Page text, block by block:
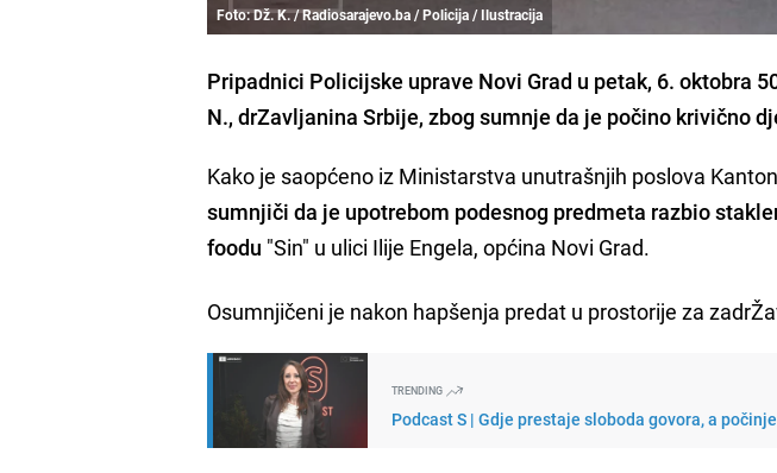
Foto: Dž. K. / Radiosarajevo.ba / Policija / Ilustracija
Pripadnici Policijske uprave Novi Grad u petak, 6. oktobra
N., drZavljanina Srbije, zbog sumnje da je počino krivično
Kako je saopćeno iz Ministarstva unutrašnjih poslova
sumnjiči da je upotrebom podesnog predmeta razbio
foodu "Sin" u ulici Ilije Engela, općina Novi Grad.
Osumnjičeni je nakon hapšenja predat u prostorije za
TRENDING
Podcast S | Gdje prestaje sloboda govora, a